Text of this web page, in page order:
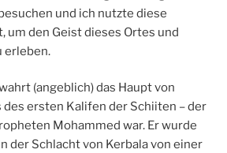
und ich nutzte diese
um den Geist dieses Ortes und
erleben.
(angeblich) das Haupt von
des ersten Kalifen der Schiiten – der
Mohammed war. Er wurde
der Schlacht von Kerbala von einer